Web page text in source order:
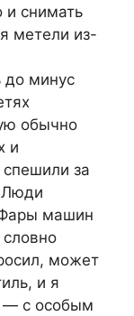
и снимать
метели из-
до минус
обычно
и
за
Люди
машин
может
и я
— с особым